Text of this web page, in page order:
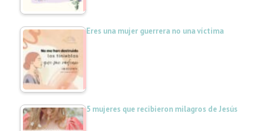
Eres una mujer guerrera no una víctima
5 mujeres que recibieron milagros de Jesús